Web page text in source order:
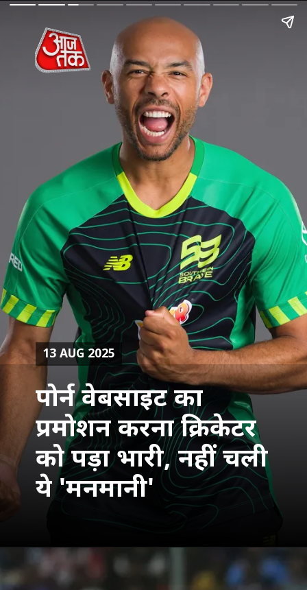
पोर्न वेबसाइट का
प्रमोशन करना क्रिकेटर
को पड़ा भारी, नहीं चली
ये 'मनमानी'
13 AUG 2025